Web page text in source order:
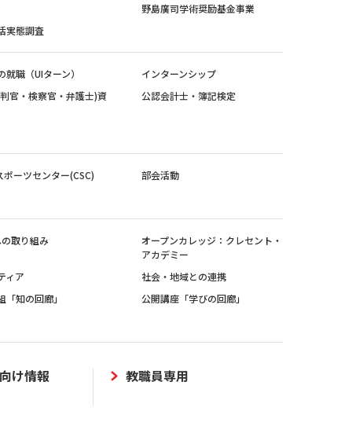
野島廣司学術奨励基金事業
実態調査
就職（UIターン）
インターンシップ
官・検察官・弁護士)資
公認会計士・簿記検定
ポーツセンター(CSC)
部会活動
取り組み
オープンカレッジ：クレセント・
アカデミー
ィア
社会・地域との連携
「知の回廊」
公開講座「学びの回廊」
け情報 教職員専用